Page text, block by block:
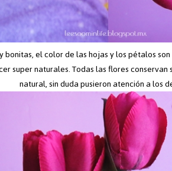
bonitas, el color de las hojas y los pétalos
super naturales. Todas las flores conservan
natural, sin duda pusieron atención a los